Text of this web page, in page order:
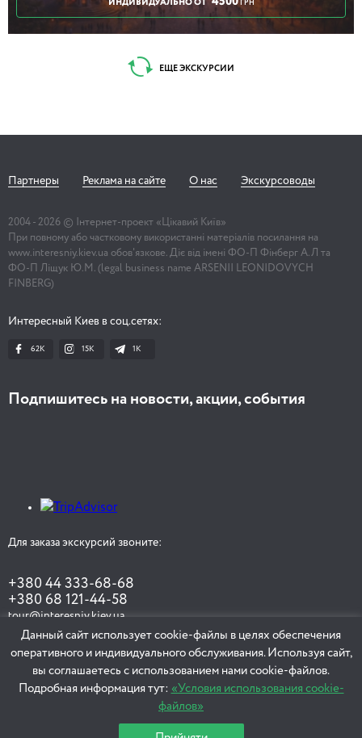
ГРН
ЕЩЕ ЭКСКУРСИИ
Партнеры Реклама на сайте О нас Экскурсоводы
2004 - 2026 © Інтернет-проект «Цікавий Київ»
При повному або частковому використанні матеріалів посилання на
www.interesniy.kiev.ua обов'язкове. Діє від імені ФО-П Фінберг А.Л та
ФО-П Ліщук Ю.М. (legal business name ARSENII LEONIDOVYCH
FINBERG)
Интересный Киев в соц.сетях:
62K 15K 1К
Подпишитесь на новости, акции, события
Для заказа экскурсий звоните:
+380 44 333-68-68
+380 68 121-44-58
tour@interesniy.kiev.ua
ЗАКАЗАТЬ ЭКСКУРСИЮ
Данный сайт использует cookie-файлы в целях обеспечения
оперативного и индивидуального обслуживания. Используя сайт,
вы соглашаетесь с использованием нами cookie-файлов.
Подробная информация тут: «Условия использования cookie-
файлов»